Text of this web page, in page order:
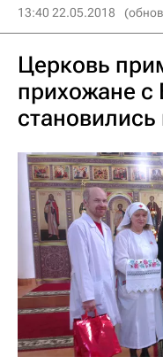
13:40 22.05.2018
Церковь
прихожане с